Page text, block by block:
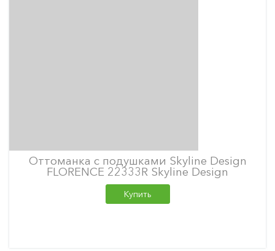
Оттоманка с подушками Skyline Design
FLORENCE 22333R Skyline Design
Купить